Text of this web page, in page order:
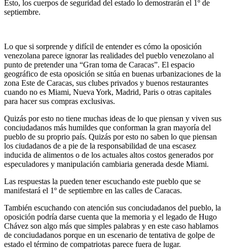
Esto, los cuerpos de seguridad del estado lo demostrarán el 1º de
septiembre.
Lo que si sorprende y difícil de entender es cómo la oposición
venezolana parece ignorar las realidades del pueblo venezolano al
punto de pretender una “Gran toma de Caracas”. El espacio
geográfico de esta oposición se sitúa en buenas urbanizaciones de la
zona Este de Caracas, sus clubes privados y buenos restaurantes
cuando no es Miami, Nueva York, Madrid, Paris o otras capitales
para hacer sus compras exclusivas.
Quizás por esto no tiene muchas ideas de lo que piensan y viven sus
conciudadanos más humildes que conforman la gran mayoría del
pueblo de su proprio país. Quizás por esto no saben lo que piensan
los ciudadanos de a pie de la responsabilidad de una escasez
inducida de alimentos o de los actuales altos costos generados por
especuladores y manipulación cambiaria generada desde Miami.
Las respuestas la pueden tener escuchando este pueblo que se
manifestará el 1º de septiembre en las calles de Caracas.
También escuchando con atención sus conciudadanos del pueblo, la
oposición podría darse cuenta que la memoria y el legado de Hugo
Chávez son algo más que simples palabras y en este caso hablamos
de conciudadanos porque en un escenario de tentativa de golpe de
estado el término de compatriotas parece fuera de lugar.